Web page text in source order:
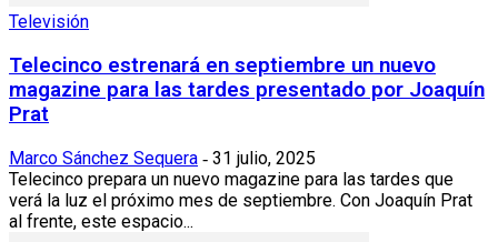
Televisión
Telecinco estrenará en septiembre un nuevo
magazine para las tardes presentado por Joaquín
Prat
Marco Sánchez Sequera - 31 julio, 2025
Telecinco prepara un nuevo magazine para las tardes que
verá la luz el próximo mes de septiembre. Con Joaquín Prat
al frente, este espacio...